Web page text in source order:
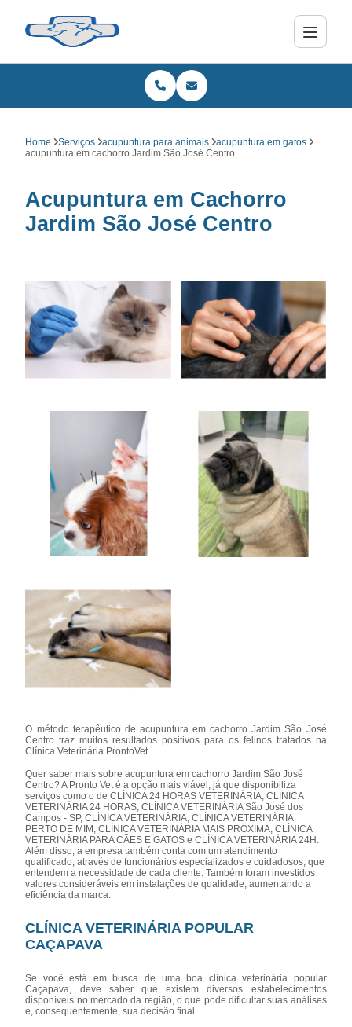
Home Serviços acupuntura para animais
acupuntura em gatos
acupuntura em cachorro Jardim São José Centro
Acupuntura em Cachorro
Jardim São José Centro
O método terapêutico de acupuntura em cachorro Jardim São José
Centro traz muitos resultados positivos para os felinos tratados na
Clínica Veterinária ProntoVet.
Quer saber mais sobre acupuntura em cachorro Jardim São José
Centro? A Pronto Vet é a opção mais viável, já que disponibiliza
serviços como o de CLÍNICA 24 HORAS VETERINÁRIA, CLÍNICA
VETERINÁRIA 24 HORAS, CLÍNICA VETERINÁRIA São José dos
Campos - SP, CLÍNICA VETERINÁRIA, CLÍNICA VETERINÁRIA
PERTO DE MIM, CLÍNICA VETERINÁRIA MAIS PRÓXIMA, CLÍNICA
VETERINÁRIA PARA CÃES E GATOS e CLÍNICA VETERINÁRIA 24H.
Além disso, a empresa também conta com um atendimento
qualificado, através de funcionários especializados e cuidadosos, que
entendem a necessidade de cada cliente. Também foram investidos
valores consideráveis em instalações de qualidade, aumentando a
eficiência da marca.
CLÍNICA VETERINÁRIA POPULAR
CAÇAPAVA
Se você está em busca de uma boa clínica veterinária popular
Caçapava, deve saber que existem diversos estabelecimentos
disponíveis no mercado da região, o que pode dificultar suas análises
e, consequentemente, sua decisão final.